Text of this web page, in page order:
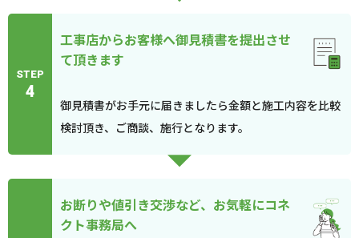
STEP
4
工事店からお客様へ御見積書を提出させ
て頂きます
御見積書がお手元に届きましたら金額と施工内容を比較
検討頂き、ご商談、施行となります。
お断りや値引き交渉など、お気軽にコネ
クト事務局へ